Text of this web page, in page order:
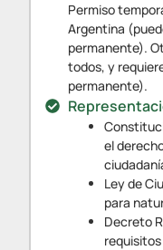
Permiso
Argentina
permanente).
todos, y
permanente).
el
Ley de
para
Decreto